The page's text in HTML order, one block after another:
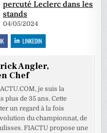
percuté Leclerc dans les
stands
04/05/2024
LINKEDIN
Angler,
Chef
je suis la
plus de 35 ans. Cette
un regard à la fois
du championnat, de
F1ACTU propose une